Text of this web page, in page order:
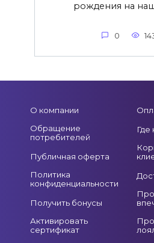
рождения на
0
О компании
Обращение
потребителей
Публичная оферта
Политика
конфиденциальности
Получить бонусы
Активировать
сертификат
Где